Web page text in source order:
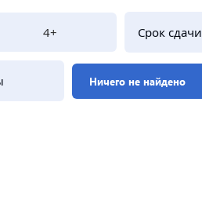
4+ Срок сдачи
Ничего не найдено